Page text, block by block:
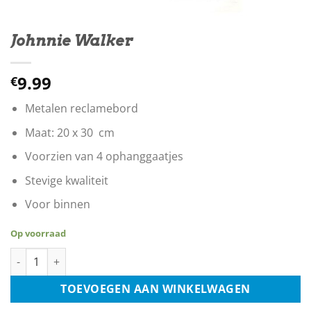
Johnnie Walker
€9.99
Metalen reclamebord
Maat: 20 x 30 cm
Voorzien van 4 ophanggaatjes
Stevige kwaliteit
Voor binnen
Op voorraad
Johnnie Walker aantal
TOEVOEGEN AAN WINKELWAGEN